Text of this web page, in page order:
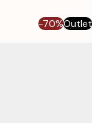
-70%Outlet